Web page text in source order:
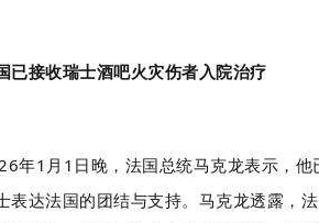
已接收瑞士酒吧火灾伤者入院治疗
年1月1日晚，法国总统马克龙表示，
表达法国的团结与支持。马克龙透露，